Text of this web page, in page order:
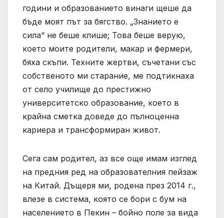
години и образованието винаги щеше да
бъде моят път за бягство. „Знанието е
сила“ не беше клише; Това беше верую,
което моите родители, макар и фермери,
бяха скъпи. Техните жертви, съчетани със
собственото ми старание, ме подтикнаха
от село училище до престижно
университетско образование, което в
крайна сметка доведе до пълноценна
кариера и трансформиран живот.
Сега сам родител, аз все още имам изглед
на предния ред на образователния пейзаж
на Китай. Дъщеря ми, родена през 2014 г.,
влезе в система, която се бори с бум на
населението в Пекин – бойно поле за вида